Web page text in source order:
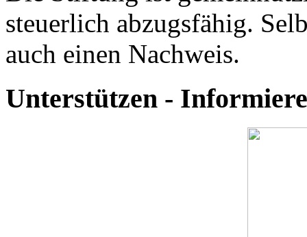
steuerlich abzugsfähig.
auch einen Nachweis.
Unterstützen -